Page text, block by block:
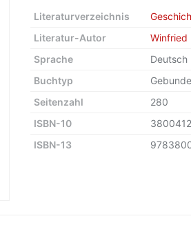
Literaturverzeichnis
Literatur-Autor
Winfried
Sprache
Deutsch
Buchtyp
Seitenzahl
280
ISBN-10
ISBN-13